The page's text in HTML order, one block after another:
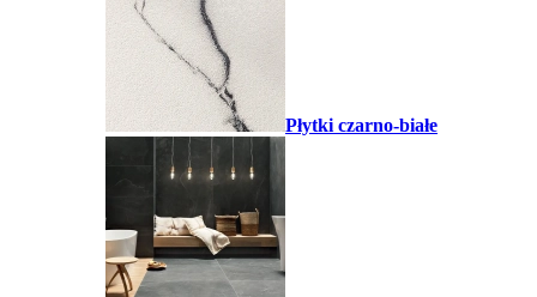
Płytki czarno-białe